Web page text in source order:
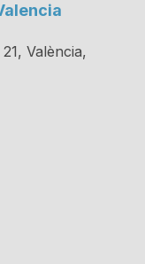
València,